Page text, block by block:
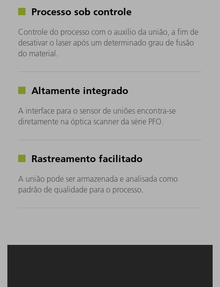
Processo sob controle
Controle do processo com o auxílio da união, a fim de
desativar o laser após um determinado grau de fusão
do material.
Altamente integrado
A interface para o sensor de uniões encontra-se
diretamente na óptica scanner da série PFO.
Rastreamento facilitado
A união pode ser armazenada e analisada como
padrão de qualidade para o processo.